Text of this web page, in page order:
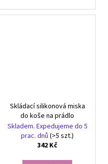
Skládací silikonová miska
do koše na prádlo
Skladem. Expedujeme do 5
prac. dnů (>5 szt.)
342 Kč